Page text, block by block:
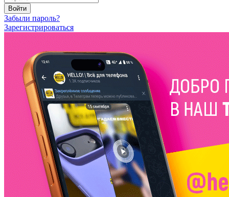
Войти
Забыли пароль?
Зарегистрироваться